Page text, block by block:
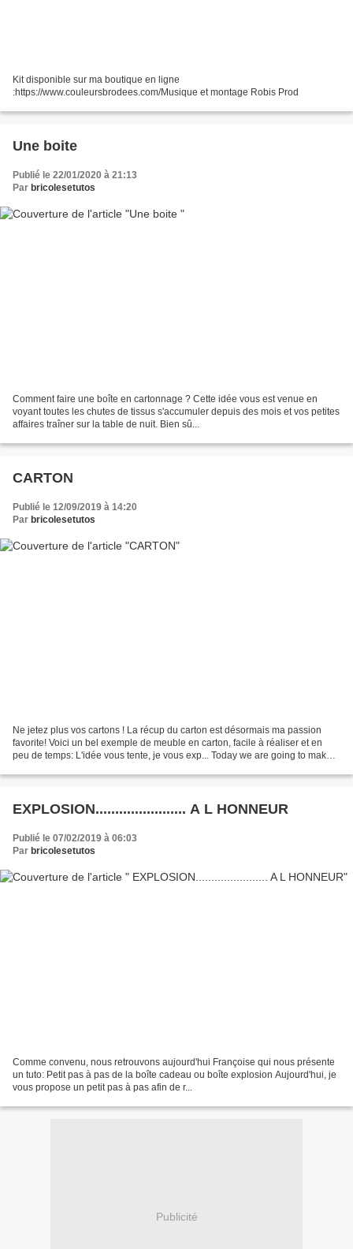
Kit disponible sur ma boutique en ligne
:https://www.couleursbrodees.com/Musique et montage Robis Prod
Une boite
Publié le 22/01/2020 à 21:13
Par bricolesetutos
Comment faire une boîte en cartonnage ? Cette idée vous est venue en
voyant toutes les chutes de tissus s'accumuler depuis des mois et vos petites
affaires traîner sur la table de nuit. Bien sû...
CARTON
Publié le 12/09/2019 à 14:20
Par bricolesetutos
Ne jetez plus vos cartons ! La récup du carton est désormais ma passion
favorite! Voici un bel exemple de meuble en carton, facile à réaliser et en
peu de temps: L'idée vous tente, je vous exp... Today we are going to make a
EXPLOSION....................... A L HONNEUR
Publié le 07/02/2019 à 06:03
Par bricolesetutos
Comme convenu, nous retrouvons aujourd'hui Françoise qui nous présente
un tuto: Petit pas à pas de la boîte cadeau ou boîte explosion Aujourd'hui, je
vous propose un petit pas à pas afin de r...
Publicité